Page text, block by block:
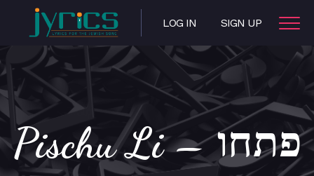
LOG IN SIGN UP
Pischu Li – פתחו